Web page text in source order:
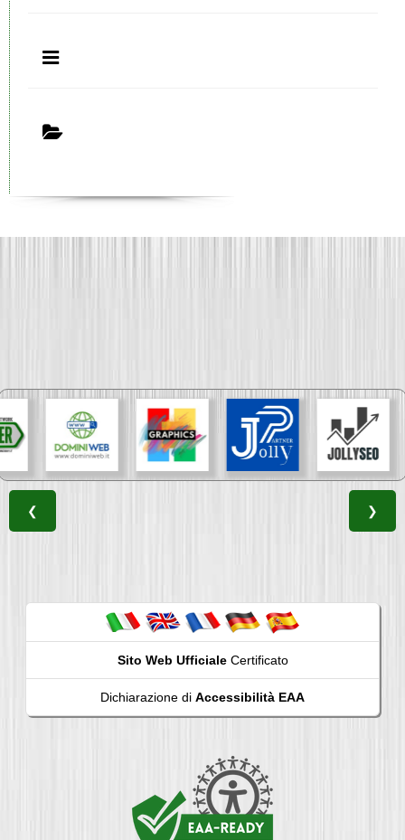
❮ ❯
Sito Web UfficialeCertificato
Dichiarazione di Accessibilità EAA